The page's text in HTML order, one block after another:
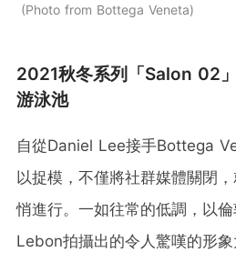
Photo from Bottega Veneta
2021秋冬系列「Salon 02
游泳池
自從Daniel Lee接手Bottega
以捉模，不僅將社群媒體關閉
悄進行。一如往常的低調，以
Lebon拍攝出的令人驚嘆的形